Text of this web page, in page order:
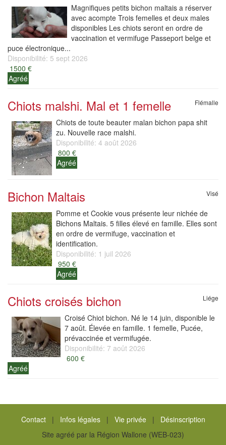
Magnifiques petits bichon maltais a réserver
avec acompte Trois femelles et deux males
disponibles Les chiots seront en ordre de
vaccination et vermifuge Passeport belge et
puce électronique...
Disponibilité: 5 sept 2026
1500 €
Agréé
Chiots malshi. Mal et 1 femelle Flémalle
Chiots de toute beauter malan bichon papa shit
zu. Nouvelle race malshi.
Disponibilité: 4 août 2026
800 €
Agréé
Bichon Maltais Visé
Pomme et Cookie vous présente leur nichée de
Bichons Maltais. 5 filles élevé en famille. Elles sont
en ordre de vermifuge, vaccination et
identification.
Disponibilité: 1 juil 2026
950 €
Agréé
Chiots croisés bichon Liége
Croisé Chiot bichon. Né le 14 juin, disponible le
7 août. Élevée en famille. 1 femelle, Pucée,
prévaccinée et vermifugée.
Disponibilité: 7 août 2026
600 €
Agréé
Contact| Infos légales| Vie privée| Désinscription
Site agréé par la Région Wallone (WEB-023)